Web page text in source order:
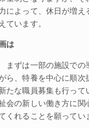
によって、休日が増え
ています。
は
ずは一部の施設での
ら、特養を中心に順次
たな職員募集も行って
会の新しい働き方に関
くれることを願ってい